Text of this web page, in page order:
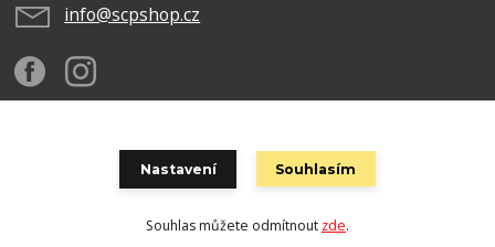
info@scpshop.cz
Za obsah těchto stránek odpovídá spol.SCP SHOP s.r.o. © Copyright 2020 SCP
Vytvořeno na
Eshop-rychle.cz
Nastavení Souhlasím
Souhlas můžete odmítnout zde.